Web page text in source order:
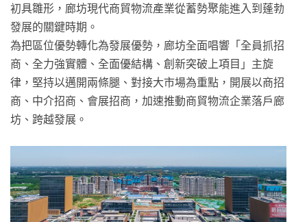
初具雛形，廊坊現代商貿物流產業從蓄勢聚能進入到蓬勃
發展的關鍵時期。
為把區位優勢轉化為發展優勢，廊坊全面唱響「全員抓招
商、全力強實體、全面優結構、創新突破上項目」主旋
律，堅持以邁開兩條腿、對接大市場為重點，開展以商招
商、中介招商、會展招商，加速推動商貿物流企業落戶廊
坊、跨越發展。